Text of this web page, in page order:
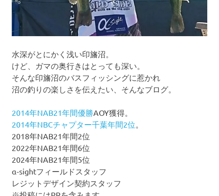
水深がとにかく浅い印旛沼。
けど、ガマの奥行きはとっても深い。
そんな印旛沼のバスフィッシングに惹かれ
沼の釣りの楽しさを伝えたい、そんなブログ。
2014年NAB21年間優勝AOY獲得。
2014年NBCチャプター千葉年間2位。
2018年NAB21年間2位
2022年NAB21年間6位
2024年NAB21年間5位
α-sightフィールドスタッフ
レジットデザイン契約スタッフ